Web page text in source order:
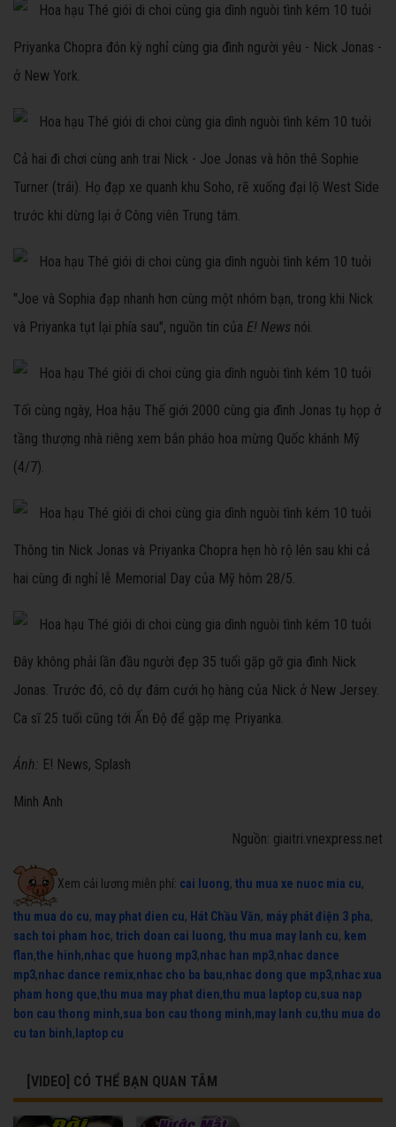
Priyanka Chopra đón kỳ nghỉ cùng gia đình người yêu - Nick Jonas -
ở New York.
Cả hai đi chơi cùng anh trai Nick - Joe Jonas và hôn thê Sophie
Turner (trái). Họ đạp xe quanh khu Soho, rẽ xuống đại lộ West Side
trước khi dừng lại ở Công viên Trung tâm.
"Joe và Sophia đạp nhanh hơn cùng một nhóm bạn, trong khi Nick
và Priyanka tụt lại phía sau", nguồn tin của E! News nói.
Tối cùng ngày, Hoa hậu Thế giới 2000 cùng gia đình Jonas tụ họp ở
tầng thượng nhà riêng xem bắn pháo hoa mừng Quốc khánh Mỹ
(4/7).
Thông tin Nick Jonas và Priyanka Chopra hẹn hò rộ lên sau khi cả
hai cùng đi nghỉ lễ Memorial Day của Mỹ hôm 28/5.
Đây không phải lần đầu người đẹp 35 tuổi gặp gỡ gia đình Nick
Jonas. Trước đó, cô dự đám cưới họ hàng của Nick ở New Jersey.
Ca sĩ 25 tuổi cũng tới Ấn Độ để gặp mẹ Priyanka.
Ảnh: E! News, Splash
Minh Anh
Nguồn: giaitri.vnexpress.net
Xem cải lương miễn phí: cai luong, thu mua xe nuoc mia cu,
thu mua do cu, may phat dien cu, Hát Chầu Văn, máy phát điện 3 pha,
sach toi pham hoc, trich doan cai luong, thu mua may lanh cu, kem
flan,the hinh,nhac que huong mp3,nhac han mp3,nhac dance
mp3,nhac dance remix,nhac cho ba bau,nhac dong que mp3,nhac xua
pham hong que,thu mua may phat dien,thu mua laptop cu,sua nap
bon cau thong minh,sua bon cau thong minh,may lanh cu,thu mua do
cu tan binh, laptop cu
[VIDEO] CÓ THỂ BẠN QUAN TÂM